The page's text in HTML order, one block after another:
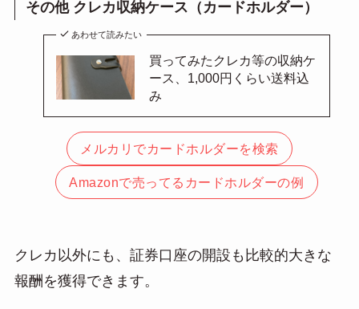
その他 クレカ収納ケース（カードホルダー）
あわせて読みたい
買ってみたクレカ等の収納ケ
ース、1,000円くらい送料込
み
メルカリでカードホルダーを検索
Amazonで売ってるカードホルダーの例
クレカ以外にも、証券口座の開設も比較的大きな
報酬を獲得できます。